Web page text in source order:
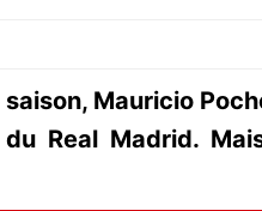
Mauricio
Real Madrid.